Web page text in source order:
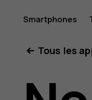
de
Smartphones
Tous les